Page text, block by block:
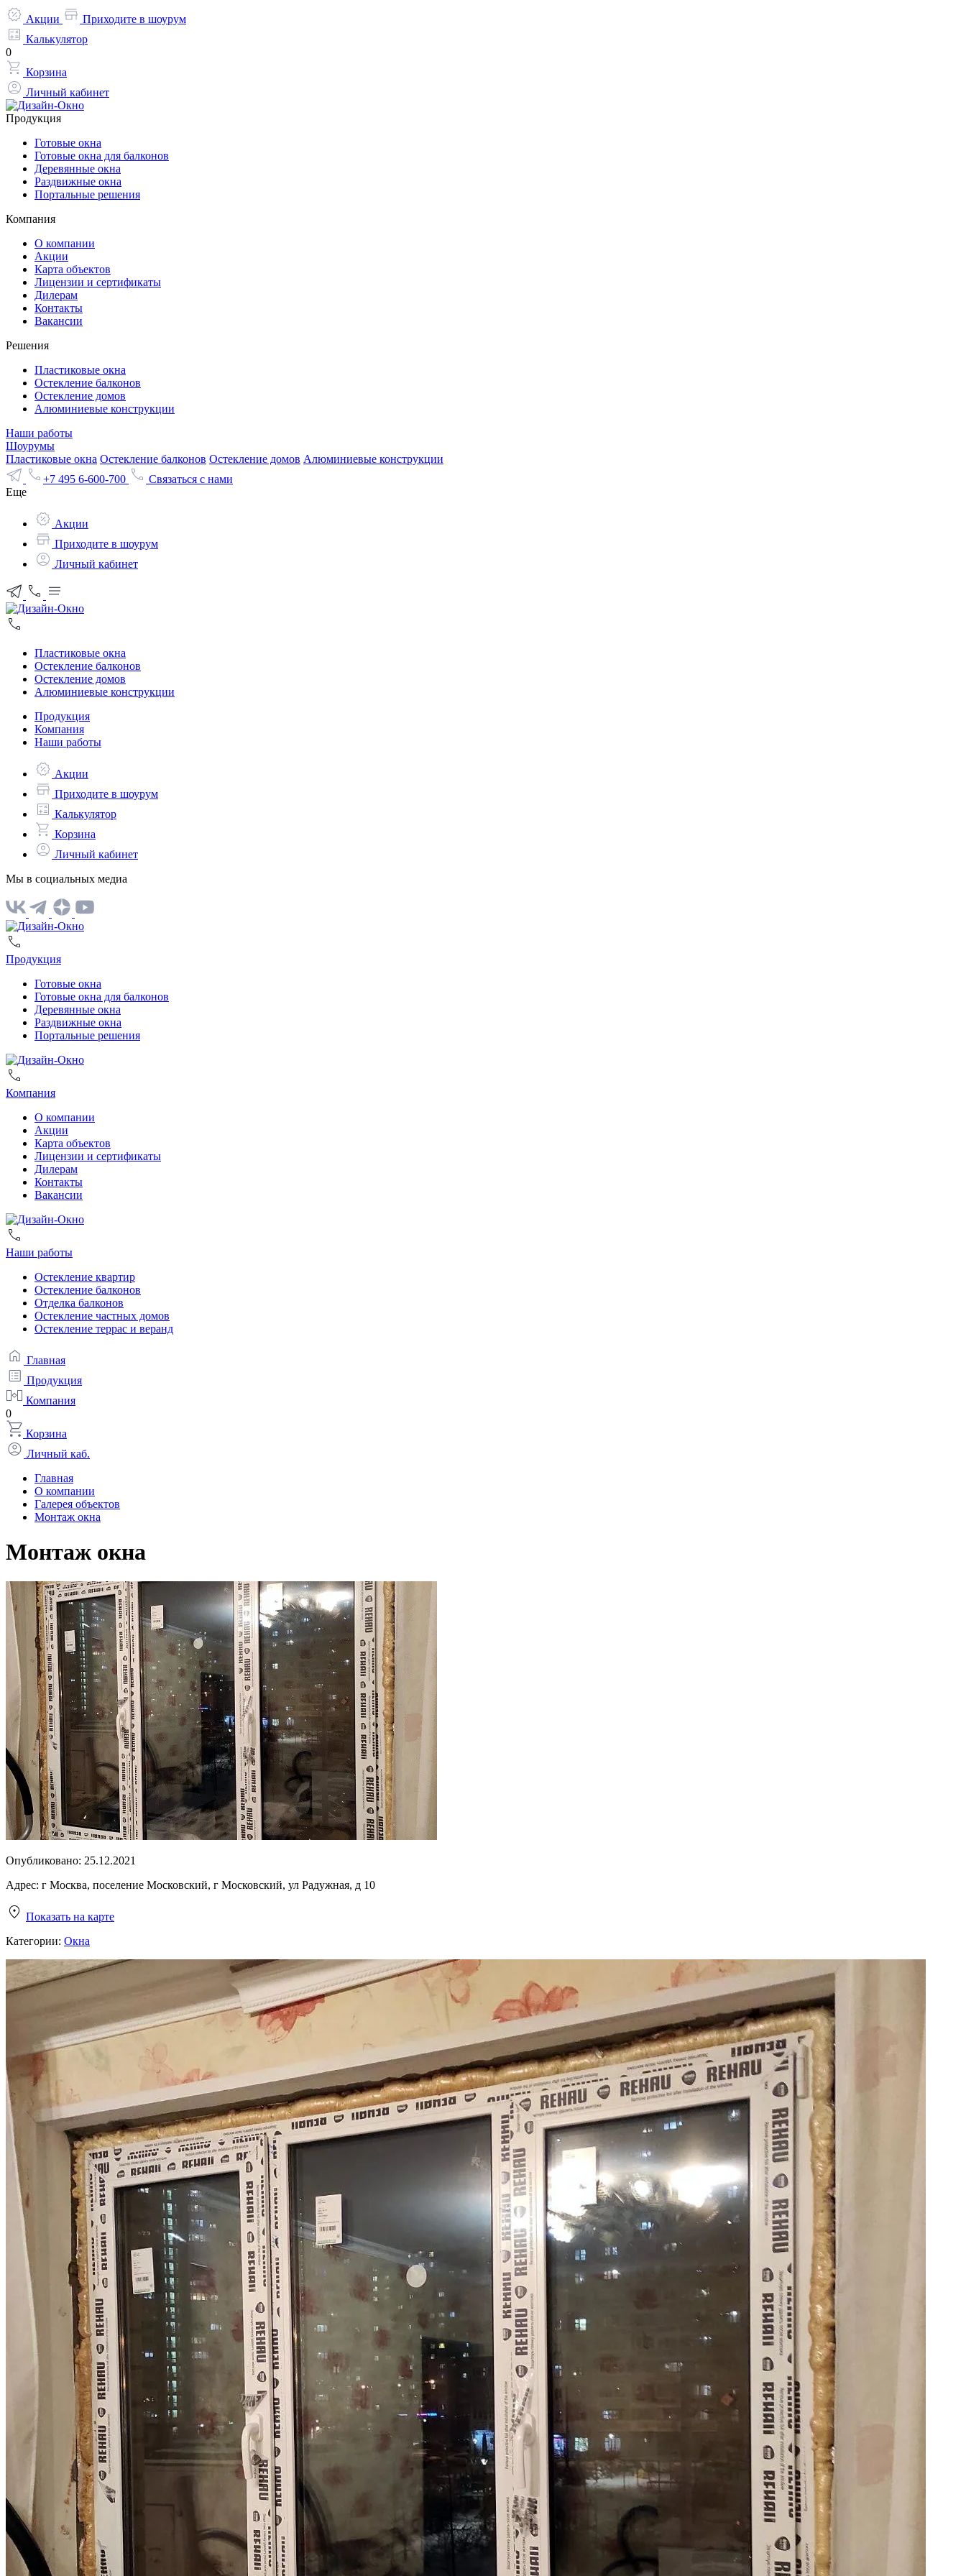
Акции
Приходите в шоурум
Калькулятор
0
Корзина
Личный кабинет
Продукция
Готовые окна
Готовые окна для балконов
Деревянные окна
Раздвижные окна
Портальные решения
Компания
О компании
Акции
Карта объектов
Лицензии и сертификаты
Дилерам
Контакты
Вакансии
Решения
Пластиковые окна
Остекление балконов
Остекление домов
Алюминиевые конструкции
Наши работы
Шоурумы
Пластиковые окна Остекление балконов Остекление домов Алюминиевые конструкции
+7 495 6-600-700
Связаться с нами
Еще
Акции
Приходите в шоурум
Личный кабинет
Пластиковые окна
Остекление балконов
Остекление домов
Алюминиевые конструкции
Продукция
Компания
Наши работы
Акции
Приходите в шоурум
Калькулятор
Корзина
Личный кабинет
Мы в социальных медиа
Продукция
Готовые окна
Готовые окна для балконов
Деревянные окна
Раздвижные окна
Портальные решения
Компания
О компании
Акции
Карта объектов
Лицензии и сертификаты
Дилерам
Контакты
Вакансии
Наши работы
Остекление квартир
Остекление балконов
Отделка балконов
Остекление частных домов
Остекление террас и веранд
Главная
Продукция
Компания
0
Корзина
Личный каб.
Главная
О компании
Галерея объектов
Монтаж окна
Монтаж окна
Опубликовано: 25.12.2021
Адрес: г Москва, поселение Московский, г Московский, ул Радужная, д 10
Показать на карте
Категории: Окна